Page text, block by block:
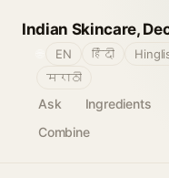
Indian Skincare,
Ask Ingredients
Combine
EN हिंदी
मराठी